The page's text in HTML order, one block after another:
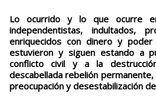
Lo ocurrido y lo que ocurre
independentistas, indultados,
enriquecidos con dinero y
estuvieron y siguen estando a
conflicto civil y a la
descabellada rebelión
preocupación y desestabilización